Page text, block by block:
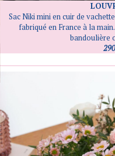
Sac Niki mini en cuir de
fabriqué en France à la
bandoulière